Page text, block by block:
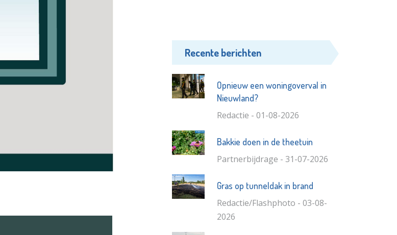
Recente berichten
Opnieuw een woningoverval in
Nieuwland?
Redactie - 01-08-2026
Bakkie doen in de theetuin
Partnerbijdrage - 31-07-2026
Gras op tunneldak in brand
Redactie/Flashphoto - 03-08-
2026